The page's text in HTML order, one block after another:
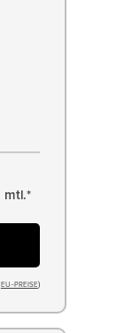
mtl.*
EU−PREISE)